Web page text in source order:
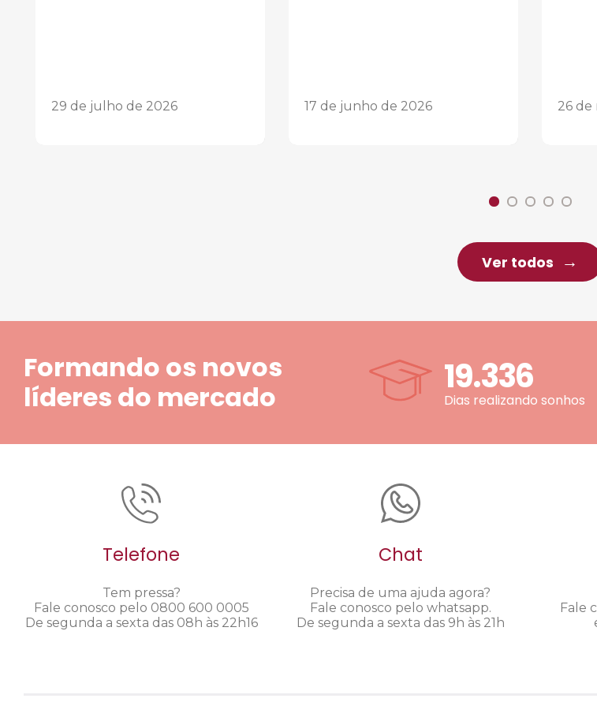
29 de julho de 2026 17 de junho de 2026 26 de
Ver todos
Formando os novos
líderes do mercado
19.336
Dias realizando sonhos
Telefone
Tem pressa?
Fale conosco pelo 0800 600 0005
De segunda a sexta das 08h às 22h16
Chat
Precisa de uma ajuda agora?
Fale conosco pelo whatsapp.
De segunda a sexta das 9h às 21h
Fale